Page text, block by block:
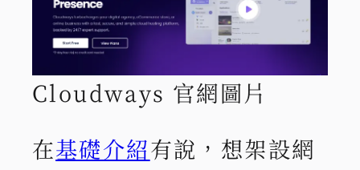
Cloudways 官網圖片
在基礎介紹有說，想架設網